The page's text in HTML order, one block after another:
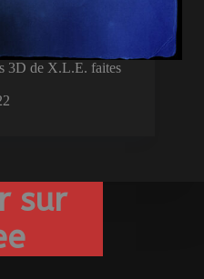
3D de X.L.E. faites
sur